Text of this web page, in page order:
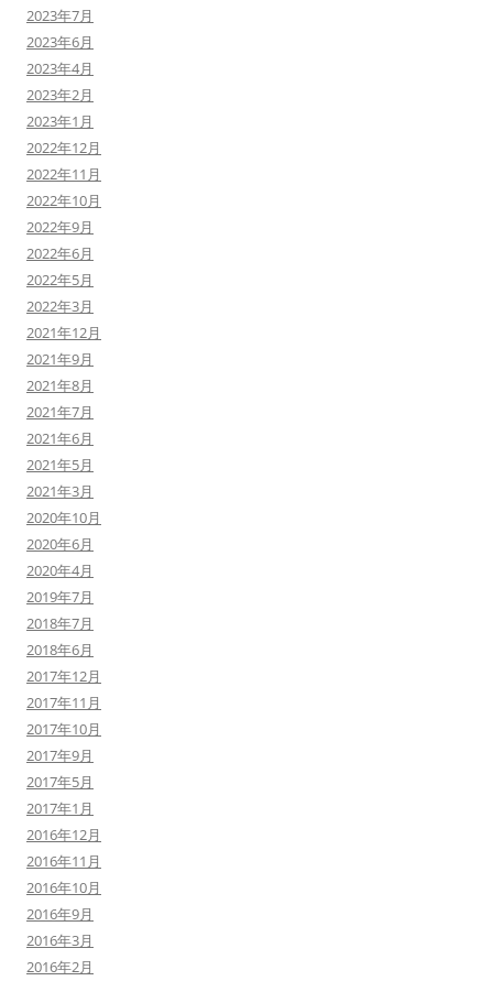
2023年7月
2023年6月
2023年4月
2023年2月
2023年1月
2022年12月
2022年11月
2022年10月
2022年9月
2022年6月
2022年5月
2022年3月
2021年12月
2021年9月
2021年8月
2021年7月
2021年6月
2021年5月
2021年3月
2020年10月
2020年6月
2020年4月
2019年7月
2018年7月
2018年6月
2017年12月
2017年11月
2017年10月
2017年9月
2017年5月
2017年1月
2016年12月
2016年11月
2016年10月
2016年9月
2016年3月
2016年2月